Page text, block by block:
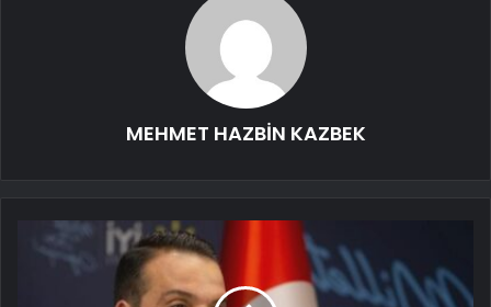
MEHMET HAZBİN KAZBEK